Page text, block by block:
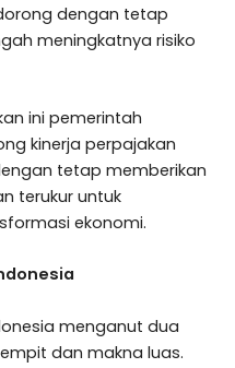
dengan tetap
meningkatnya risiko
ini pemerintah
kinerja perpajakan
tetap memberikan
terukur untuk
ekonomi.
menganut dua
dan makna luas.